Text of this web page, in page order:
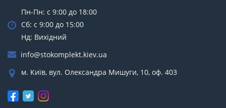
Пн-Пн: с 9:00 до 18:00
Сб: с 9:00 до 15:00
Нд: Вихідний
info@stokomplekt.kiev.ua
м. Київ, вул. Олександра Мишуги, 10, оф. 403